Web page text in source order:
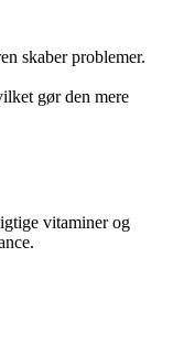
skaber problemer.
gør den mere
vitaminer og